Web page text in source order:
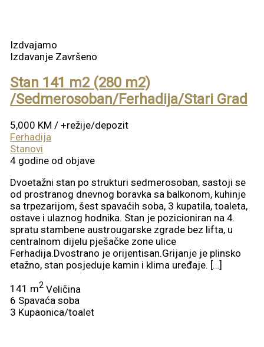
Izdvajamo
Izdavanje Završeno
Stan 141 m2 (280 m2)
/Sedmerosoban/Ferhadija/Stari Grad
5,000 KM / +režije/depozit
Ferhadija
Stanovi
4 godine od objave
Dvoetažni stan po strukturi sedmerosoban, sastoji se
od prostranog dnevnog boravka sa balkonom, kuhinje
sa trpezarijom, šest spavaćih soba, 3 kupatila, toaleta,
ostave i ulaznog hodnika. Stan je pozicioniran na 4.
spratu stambene austrougarske zgrade bez lifta, u
centralnom dijelu pješačke zone ulice
Ferhadija.Dvostrano je orijentisan.Grijanje je plinsko
etažno, stan posjeduje kamin i klima uređaje. […]
141 m2 Veličina
6 Spavaća soba
3 Kupaonica/toalet